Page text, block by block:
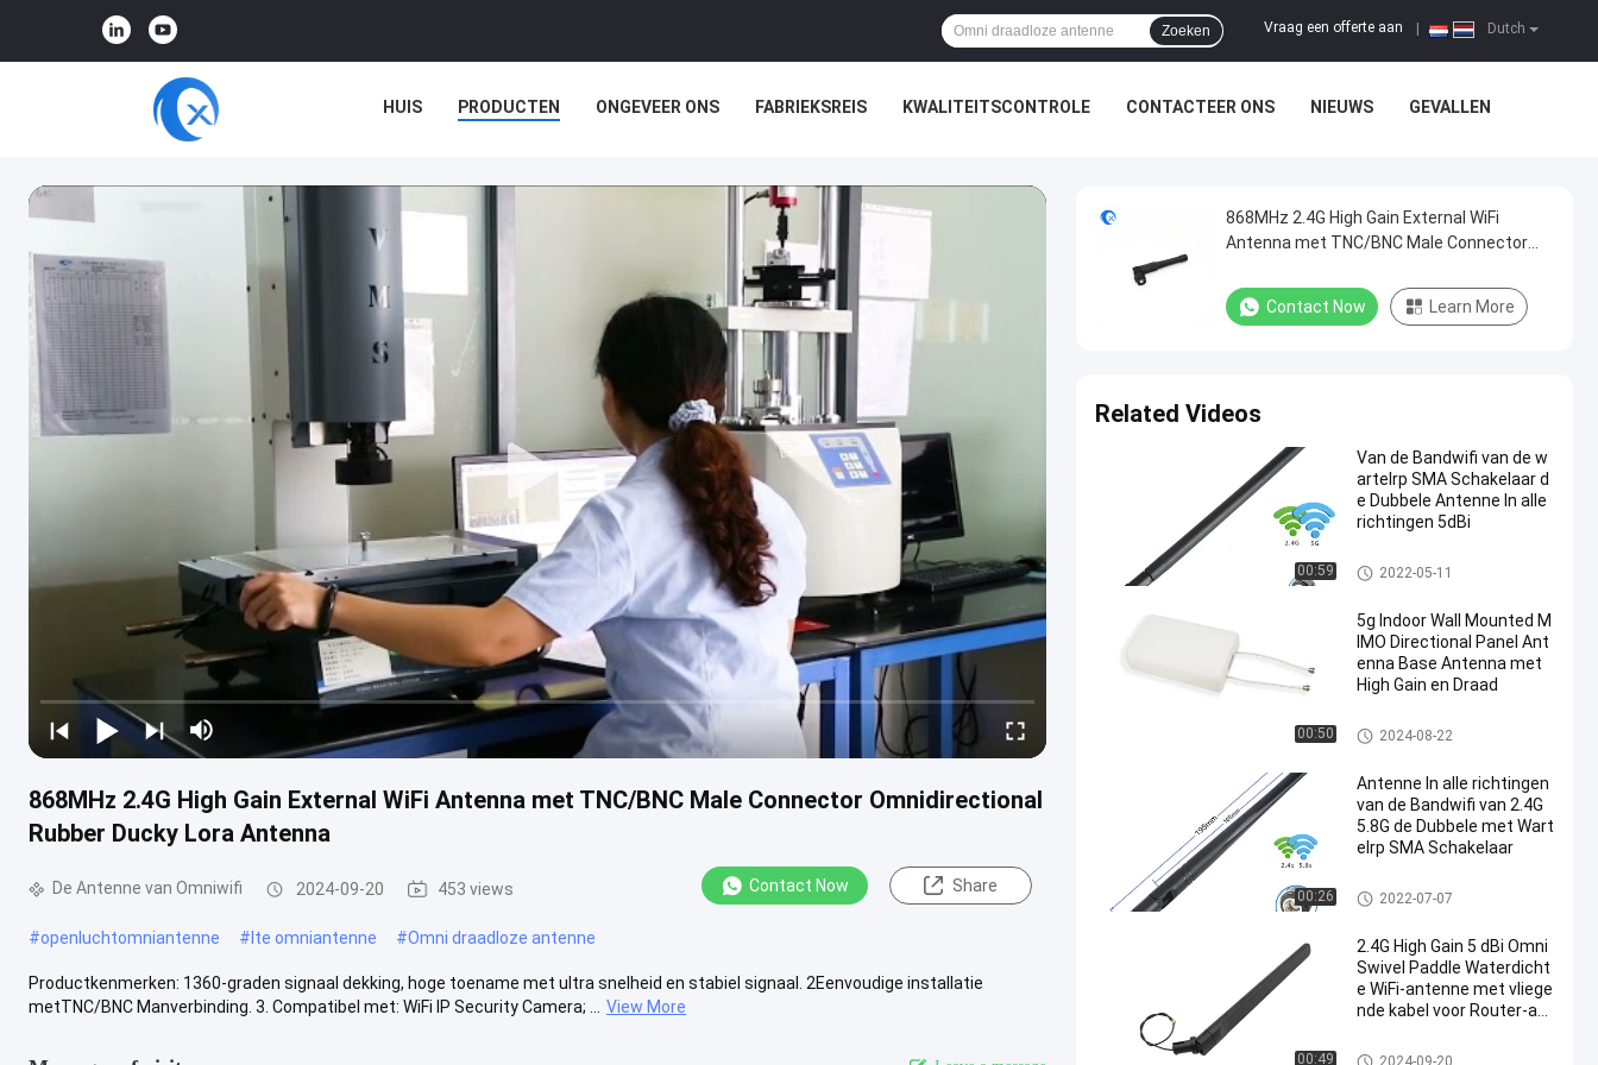
Dutch
Vraag een offerte aan
Zoeken
HUIS PRODUCTEN ONGEVEER ONS FABRIEKSREIS KWALITEITSCONTROLE CONTACTEER ONS NIEUWS GEVALLEN
868MHz 2.4G High Gain External WiFi Antenna met TNC/BNC Male Connector Omnidirectional
Rubber Ducky Lora Antenna
De Antenne van Omniwifi 2024-09-20 453 views Contact Now Share
#openluchtomniantenne #lte omniantenne #Omni draadloze antenne
Productkenmerken: 1360-graden signaal dekking, hoge toename met ultra snelheid en stabiel signaal. 2Eenvoudige installatie
metTNC/BNC Manverbinding. 3. Compatibel met: WiFi IP Security Camera; ...
View More
868MHz 2.4G High Gain External WiFi
Antenna met TNC/BNC Male Connector
Antenna
Contact Now Learn More
Related Videos
00:59
Van de Bandwifi van de w
artelrp SMA Schakelaar d
e Dubbele Antenne In alle
richtingen 5dBi
De Antenne van Omniwifi
2022-05-11
00:50
5g Indoor Wall Mounted M
IMO Directional Panel Ant
enna Base Antenna met
High Gain en Draad
De Antenne van Omniwifi
2024-08-22
00:26
Antenne In alle richtingen
van de Bandwifi van 2.4G
5.8G de Dubbele met Wart
elrp SMA Schakelaar
De Antenne van Omniwifi
2022-07-07
00:49
2.4G High Gain 5 dBi Omni
Swivel Paddle Waterdicht
e WiFi-antenne met vliege
nde kabel voor Router-ant
De Antenne van Omniwifi
2024-09-20